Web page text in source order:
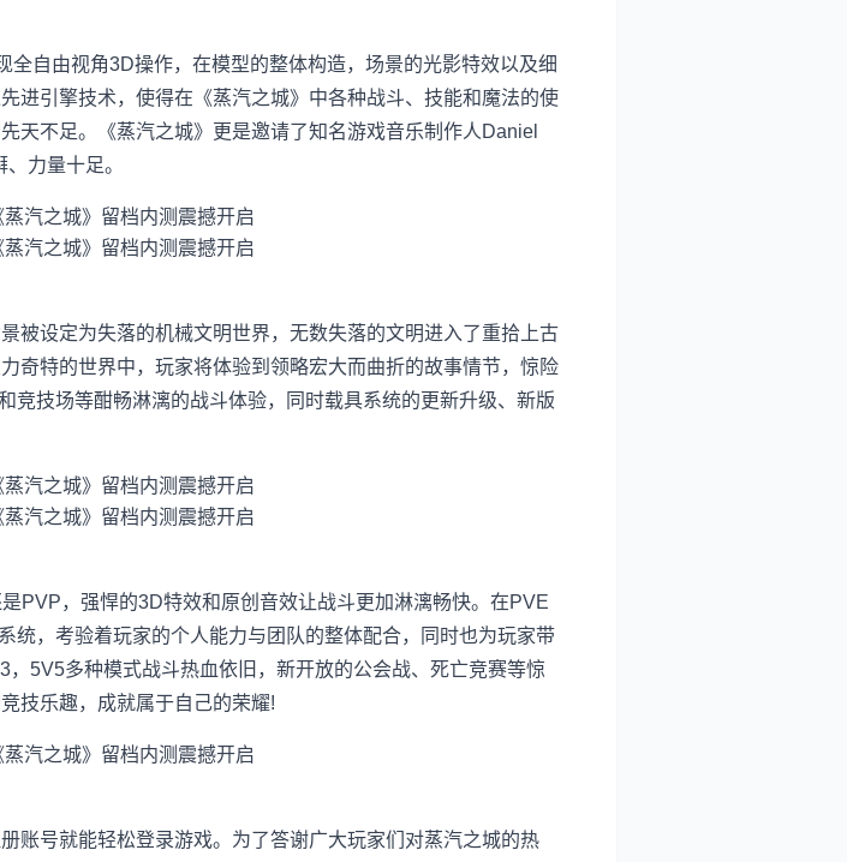
自由视角3D操作，在模型的整体构造，场景的光影特效以及细
进引擎技术，使得在《蒸汽之城》中各种战斗、技能和魔法的使
天不足。《蒸汽之城》更是邀请了知名游戏音乐制作人Daniel
力量十足。
设定为失落的机械文明世界，无数失落的文明进入了重拾上古
奇特的世界中，玩家将体验到领略宏大而曲折的故事情节，惊险
竞技场等酣畅淋漓的战斗体验，同时载具系统的更新升级、新版
，强悍的3D特效和原创音效让战斗更加淋漓畅快。在PVE
统，考验着玩家的个人能力与团队的整体配合，同时也为玩家带
5V5多种模式战斗热血依旧，新开放的公会战、死亡竞赛等惊
技乐趣，成就属于自己的荣耀!
号就能轻松登录游戏。为了答谢广大玩家们对蒸汽之城的热